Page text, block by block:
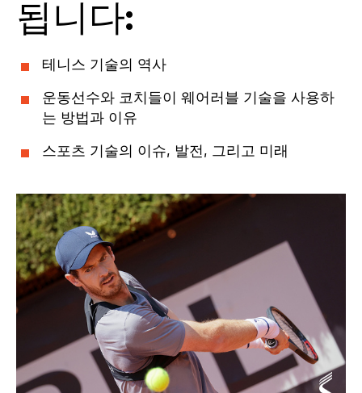
됩니다:
테니스 기술의 역사
운동선수와 코치들이 웨어러블 기술을 사용하
는 방법과 이유
스포츠 기술의 이슈, 발전, 그리고 미래